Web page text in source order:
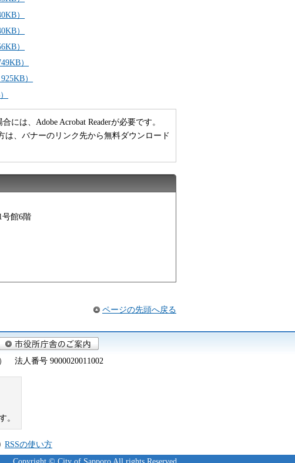
）
）
）
）
）
には、Adobe Acrobat Readerが必要です。
は、バナーのリンク先から無料ダウンロード
号館6階
ページの先頭へ戻る
法人番号 9000020011002
。
RSSの使い方